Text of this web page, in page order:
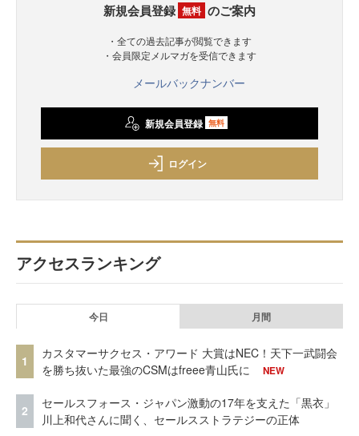
新規会員登録 無料 のご案内
・全ての過去記事が閲覧できます
・会員限定メルマガを受信できます
メールバックナンバー
新規会員登録 無料
ログイン
アクセスランキング
今日 月間
1
カスタマーサクセス・アワード 大賞はNEC！天下一武闘会
を勝ち抜いた最強のCSMはfreee青山氏に
NEW
2
セールスフォース・ジャパン激動の17年を支えた「黒衣」
川上和代さんに聞く、セールスストラテジーの正体